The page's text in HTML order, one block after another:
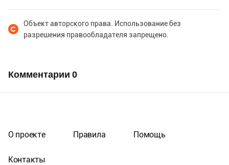
Объект авторского права. Использование без
разрешения правообладателя запрещено.
Комментарии 0
О проекте Правила Помощь
Контакты